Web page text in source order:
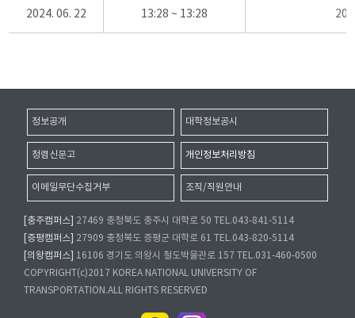
2024. 06. 22 13:28 ~ 13:28
정보공개 대학정보공시
청렴신문고 개인정보처리방침
이메일무단수집거부 조직/직원안내
[충주캠퍼스]
27469 충청북도 충주시 대학로 50 TEL.043-841-5114
[증평캠퍼스]
27909 충청북도 증평군 대학로 61 TEL.043-820-5114
[의왕캠퍼스]
16106 경기도 의왕시 철도박물관로 157 TEL.031-460-0500
COPYRIGHT(c)2017 KOREA NATIONAL UNIVERSITY OF
TRANSPORTATION.ALL RIGHTS RESERVED